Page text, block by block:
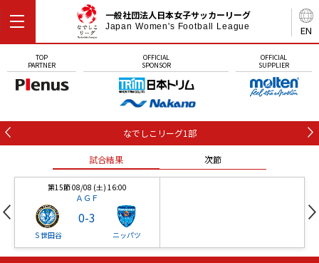
EN
一般社団法人日本女子サッカーリーグ
Japan Women's Football League
TOP
PARTNER
OFFICIAL
SPONSOR
OFFICIAL
SUPPLIER
なでしこリーグ1部
試合結果 次節
第15節 08/08 (土) 16:00
ＡＧＦ
Ｓ世田谷
0-3
ニッパツ